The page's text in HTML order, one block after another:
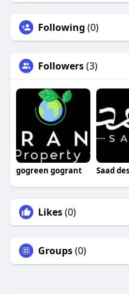
Following (0)
Followers(3)
gogreen gogrant Saad
Likes(0)
Groups(0)